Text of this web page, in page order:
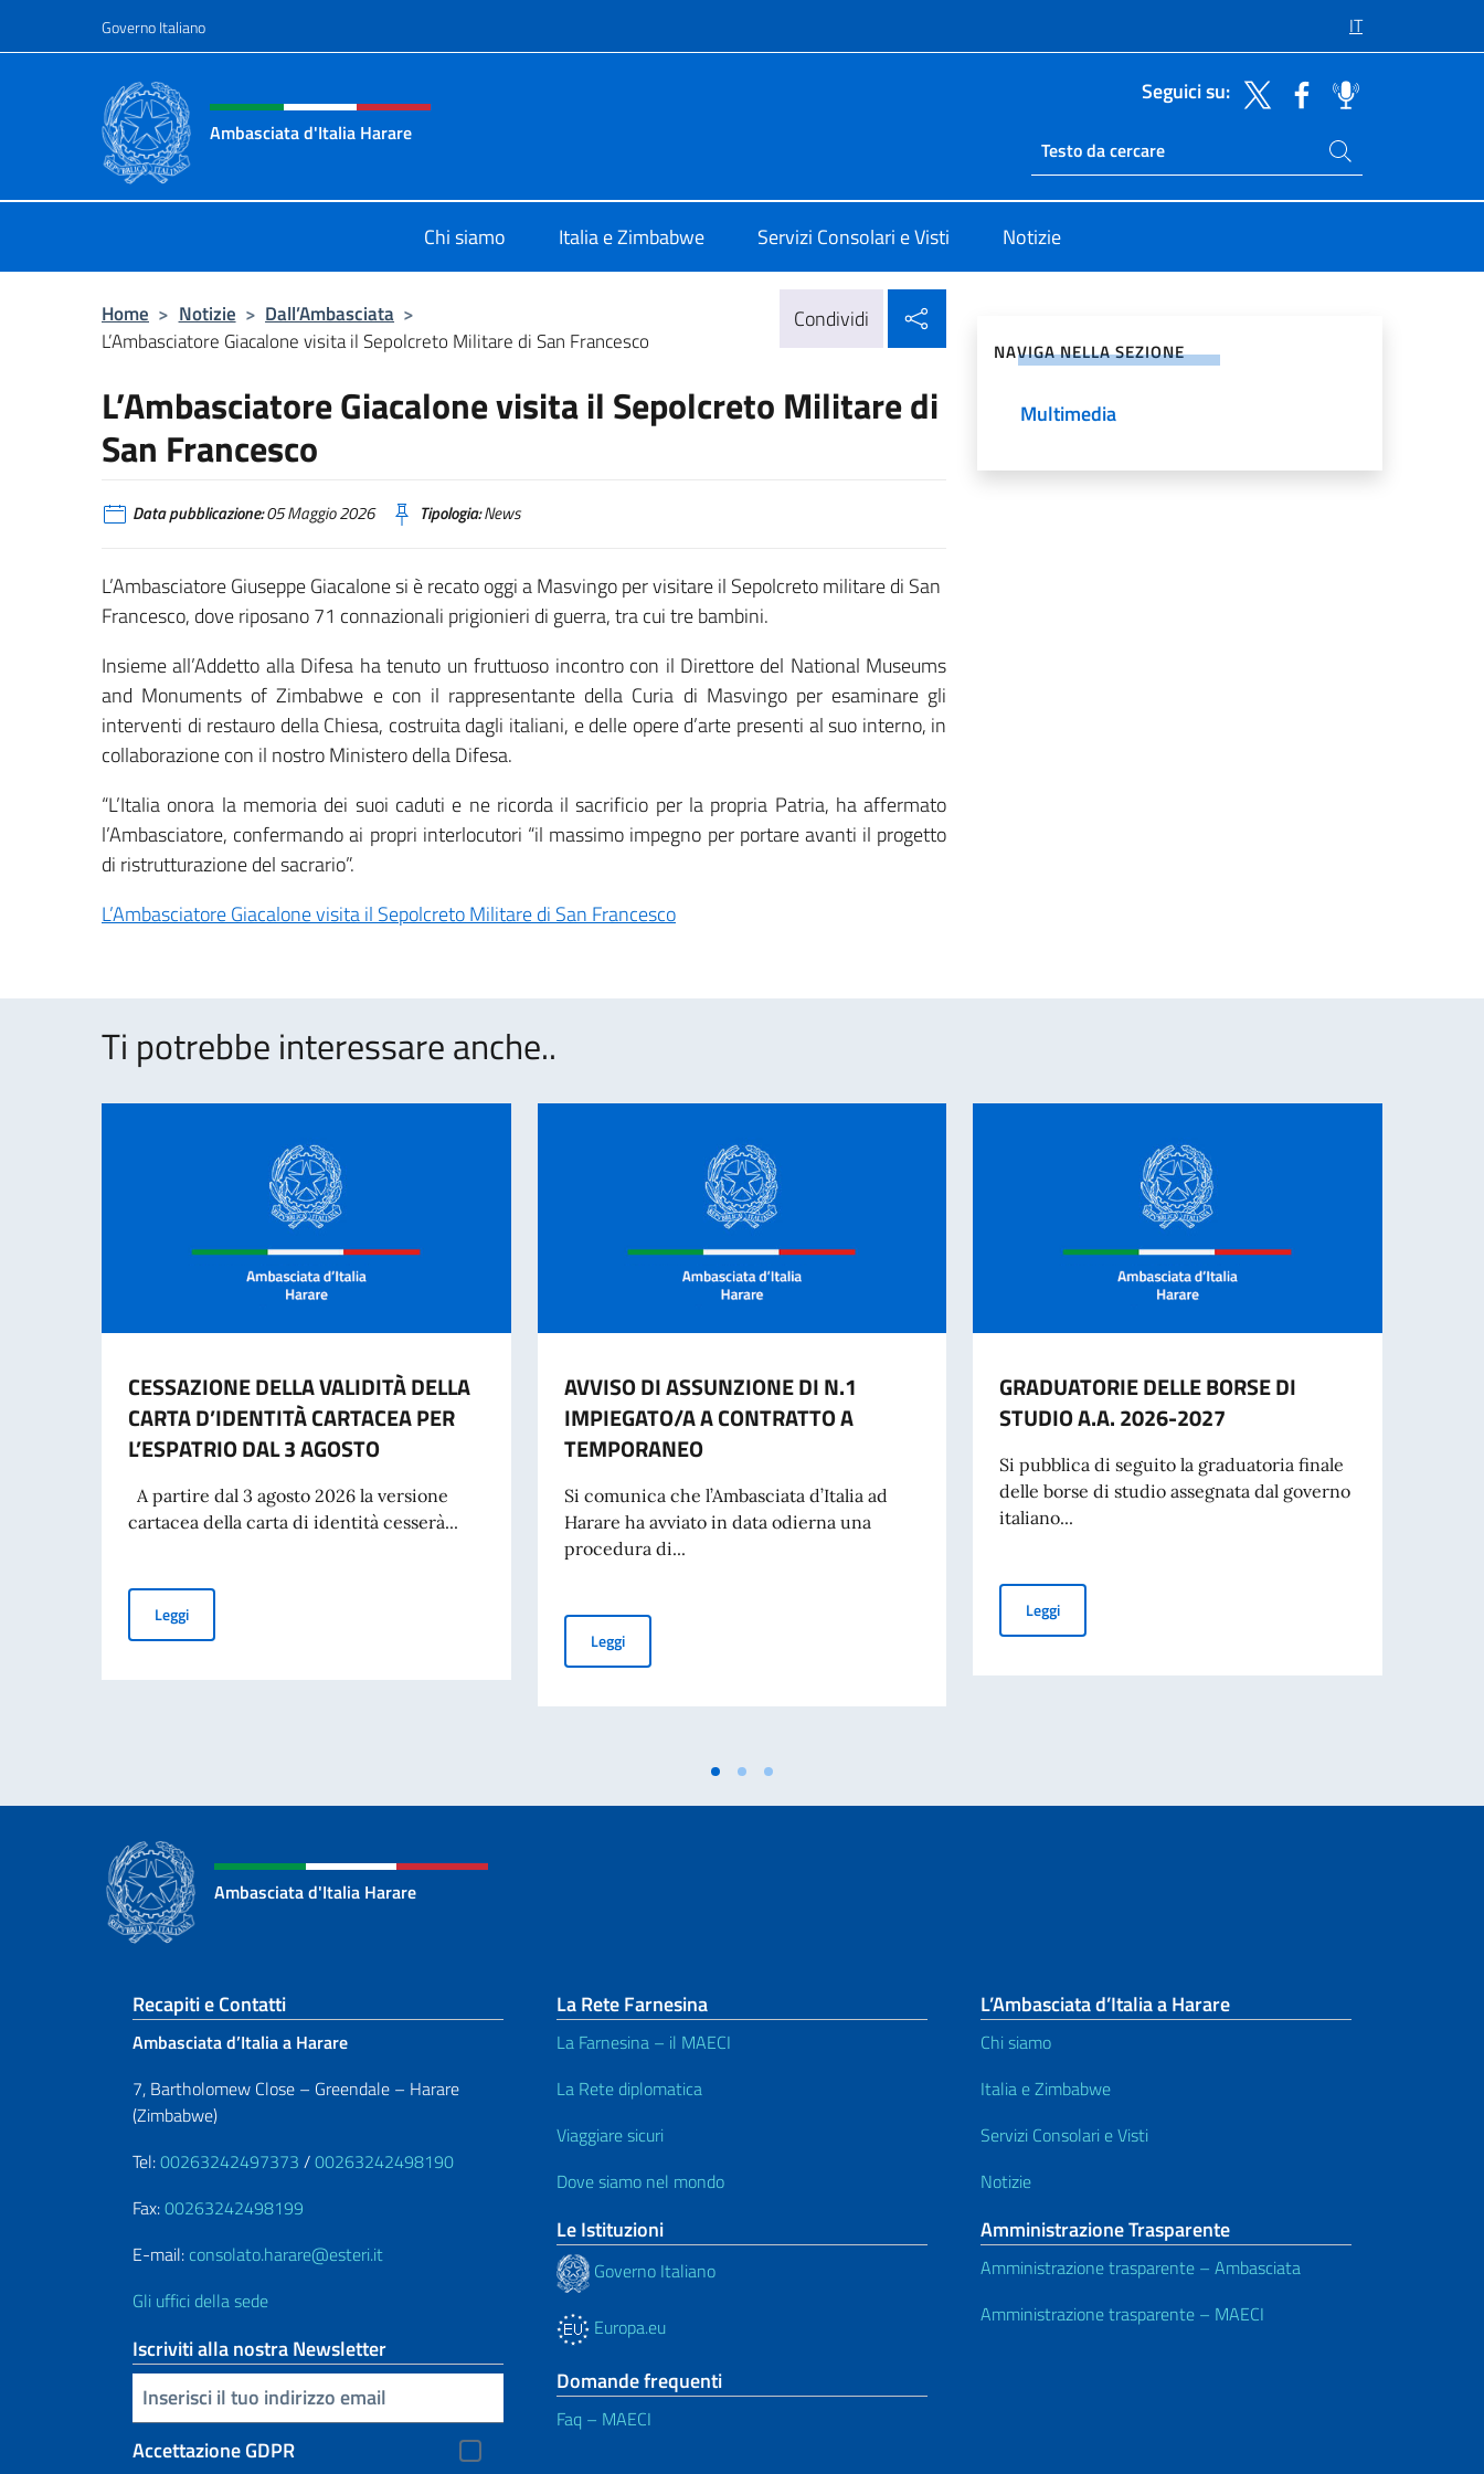
Governo Italiano IT
Intestazione sito, social e menù
Ambasciata d'Italia Harare
Seguici su:
Ricerca sito live
Cerca nel sito
Chi siamo Italia e Zimbabwe Servizi Consolari e Visti Notizie
Home > Notizie > Dall’Ambasciata >
L’Ambasciatore Giacalone visita il Sepolcreto Militare di San Francesco
Condividi
L’Ambasciatore Giacalone visita il Sepolcreto Militare di
San Francesco
Data pubblicazione:05 Maggio 2026 Tipologia:News
L’Ambasciatore Giuseppe Giacalone si è recato oggi a Masvingo per visitare il Sepolcreto militare di San
Francesco, dove riposano 71 connazionali prigionieri di guerra, tra cui tre bambini.
Insieme all’Addetto alla Difesa ha tenuto un fruttuoso incontro con il Direttore del National Museums
and Monuments of Zimbabwe e con il rappresentante della Curia di Masvingo per esaminare gli
interventi di restauro della Chiesa, costruita dagli italiani, e delle opere d’arte presenti al suo interno, in
collaborazione con il nostro Ministero della Difesa.
“L’Italia onora la memoria dei suoi caduti e ne ricorda il sacrificio per la propria Patria, ha affermato
l’Ambasciatore, confermando ai propri interlocutori “il massimo impegno per portare avanti il progetto
di ristrutturazione del sacrario”.
L’Ambasciatore Giacalone visita il Sepolcreto Militare di San Francesco
NAVIGA NELLA SEZIONE
Multimedia
Ti potrebbe interessare anche..
CESSAZIONE DELLA VALIDITÀ DELLA
CARTA D’IDENTITÀ CARTACEA PER
L’ESPATRIO DAL 3 AGOSTO
A partire dal 3 agosto 2026 la versione
cartacea della carta di identità cesserà...
LeggiCESSAZIONE DELLA VALIDITÀ DELLA CARTA D’IDENTITÀ CARTACEA PER L’ESPATRIO DAL 3 AGOSTO
AVVISO DI ASSUNZIONE DI N.1
IMPIEGATO/A A CONTRATTO A
TEMPORANEO
Si comunica che l’Ambasciata d’Italia ad
Harare ha avviato in data odierna una
procedura di...
LeggiAVVISO DI ASSUNZIONE DI N.1 IMPIEGATO/A A CONTRATTO A TEMPORANEO
GRADUATORIE DELLE BORSE DI
STUDIO A.A. 2026-2027
Si pubblica di seguito la graduatoria finale
delle borse di studio assegnata dal governo
italiano...
LeggiGRADUATORIE DELLE BORSE DI STUDIO A.A. 2026-2027
Ambasciata d'Italia Harare
Sezione footer
Recapiti e Contatti
Ambasciata d’Italia a Harare
7, Bartholomew Close – Greendale – Harare
(Zimbabwe)
Tel:00263242497373 /00263242498190
Fax:00263242498199
E-mail: consolato.harare@esteri.it
Gli uffici della sede
Iscriviti alla nostra Newsletter
Inserisci la tua email
Accettazione GDPR
La Rete Farnesina
La Farnesina – il MAECI
La Rete diplomatica
Viaggiare sicuri
Dove siamo nel mondo
Le Istituzioni
Governo Italiano
Europa.eu
Domande frequenti
Faq – MAECI
L’Ambasciata d’Italia a Harare
Chi siamo
Italia e Zimbabwe
Servizi Consolari e Visti
Notizie
Amministrazione Trasparente
Amministrazione trasparente – Ambasciata
Amministrazione trasparente – MAECI